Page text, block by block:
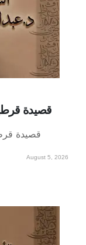
قصيدة
قصيدة
August 5, 2026